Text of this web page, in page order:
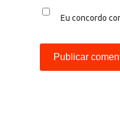
Eu concordo